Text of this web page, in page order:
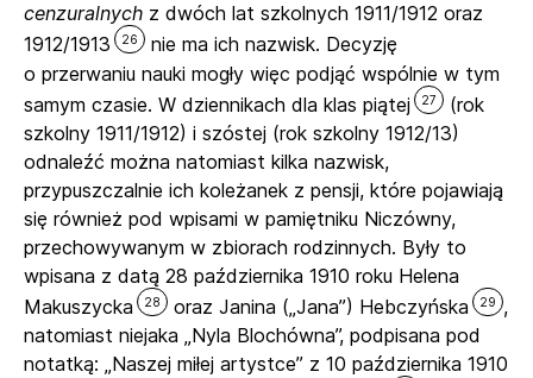
cenzuralnych z dwóch lat szkolnych 1911/1912 oraz
1912/1913
26
nie ma ich nazwisk. Decyzję
o przerwaniu nauki mogły więc podjąć wspólnie w tym
samym czasie. W dziennikach dla klas piątej
27
(rok
szkolny 1911/1912) i szóstej (rok szkolny 1912/13)
odnaleźć można natomiast kilka nazwisk,
przypuszczalnie ich koleżanek z pensji, które pojawiają
się również pod wpisami w pamiętniku Niczówny,
przechowywanym w zbiorach rodzinnych. Były to
wpisana z datą 28 października 1910 roku Helena
Makuszycka
28 oraz Janina („Jana”) Hebczyńska 29
,
natomiast niejaka „Nyla Blochówna”, podpisana pod
notatką: „Naszej miłej artystce” z 10 października 1910